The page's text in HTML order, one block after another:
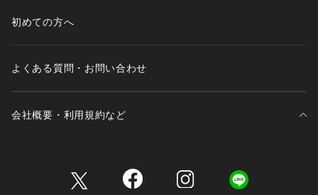
初めての方へ
よくある質問・お問い合わせ
会社概要・利用規約など